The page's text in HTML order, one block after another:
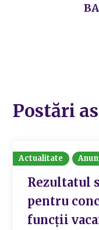
Postări
Actualitate
Rezultatul
pentru
funcții